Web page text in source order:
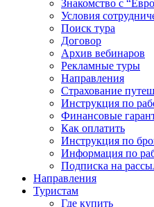
Знакомство с
Условия
Поиск тура
Договор
Архив вебинаров
Рекламные туры
Направления
Страхование
Инструкция по
Финансовые
Как оплатить
Инструкция по
Информация по
Подписка на
Направления
Туристам
Где купить